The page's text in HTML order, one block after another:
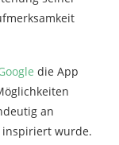
die App
an
inspiriert wurde.